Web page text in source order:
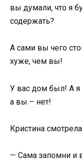
вы думали, что я
содержать?
А сами вы чего
хуже, чем вы!
У вас дом был! А я
а вы – нет!
Кристина
— Сама запомни и